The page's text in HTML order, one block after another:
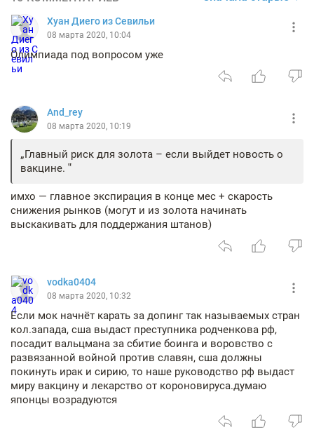
Хуан Диего из Севильи
08 марта 2020, 10:04
Олимпиада под вопросом уже
And_rey
08 марта 2020, 10:19
Главный риск для золота – если выйдет новость о
вакцине.
имхо — главное экспирация в конце мес + скарость
снижения рынков (могут и из золота начинать
выскакивать для поддержания штанов)
vodka0404
08 марта 2020, 10:32
Если мок начнёт карать за допинг так называемых стран
кол.запада, сша выдаст преступника родченкова рф,
посадит вальцмана за сбитие боинга и воровство с
развязанной войной против славян, сша должны
покинуть ирак и сирию, то наше руководство рф выдаст
миру вакцину и лекарство от короновируса.думаю
японцы возрадуются